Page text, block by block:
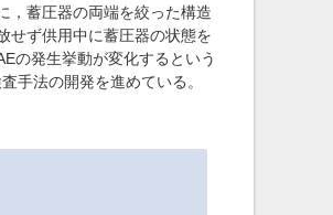
，蓄圧器の両端を絞った構造
せず供用中に蓄圧器の状態を
の発生挙動が変化するという
手法の開発を進めている。